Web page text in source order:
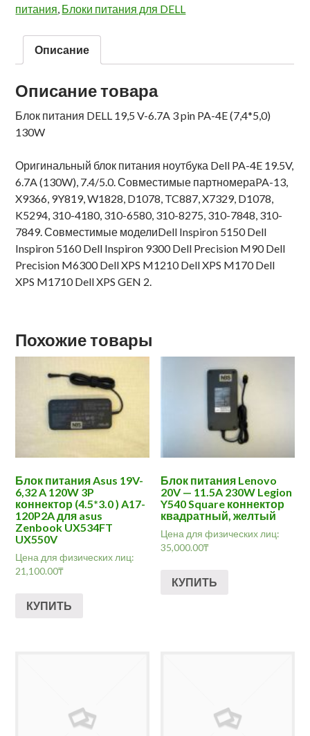
питания, Блоки питания для DELL
Описание
Описание товара
Блок питания DELL 19,5 V-6.7A 3 pin PA-4E (7,4*5,0)
130W
Оригинальный блок питания ноутбука Dell PA-4E 19.5V,
6.7A (130W), 7.4/5.0. Совместимые партномераPA-13,
X9366, 9Y819, W1828, D1078, TC887, X7329, D1078,
K5294, 310-4180, 310-6580, 310-8275, 310-7848, 310-
7849. Совместимые моделиDell Inspiron 5150 Dell
Inspiron 5160 Dell Inspiron 9300 Dell Precision M90 Dell
Precision M6300 Dell XPS M1210 Dell XPS M170 Dell
XPS M1710 Dell XPS GEN 2.
Похожие товары
Блок питания Asus 19V-
6,32 A 120W 3P
коннектор (4.5*3.0 ) A17-
120P2A для asus
Zenbook UX534FT
UX550V
Цена для физических лиц:
21,100.00₸
КУПИТЬ
Блок питания Lenovo
20V — 11.5A 230W Legion
Y540 Square коннектор
квадратный, желтый
Цена для физических лиц:
35,000.00₸
КУПИТЬ